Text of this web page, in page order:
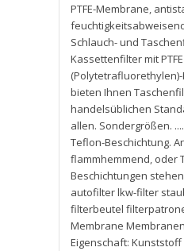
PTFE-Membrane,
Schlauch- und
Kassettenfilter mit PTFE
bieten Ihnen
handelsüblichen
allen. Sondergrößen.
Teflon-Beschichtung.
flammhemmend, oder
Beschichtungen
autofilter lkw-filter
filterbeutel
Membrane
Eigenschaft: